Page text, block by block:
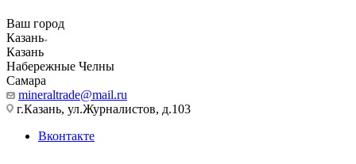
Ваш город
Казань
Казань
Набережные Челны
Самара
mineraltrade@mail.ru
г.Казань, ул.Журналистов, д.103
Вконтакте